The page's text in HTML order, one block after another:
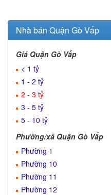
Nhà bán Quận Gò Vấp
Giá Quận Gò Vấp
< 1 tỷ
1 - 2 tỷ
2 - 3 tỷ
3 - 5 tỷ
5 - 10 tỷ
Phường/xã Quận Gò Vấp
Phường 1
Phường 10
Phường 11
Phường 12